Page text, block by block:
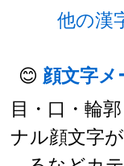
他の漢
😊 顔文字
目・口・輪
ナル顔文字